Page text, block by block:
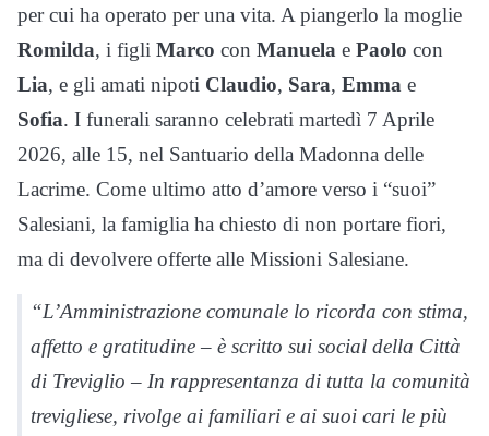
per cui ha operato per una vita. A piangerlo la moglie
Romilda, i figli Marco con Manuela e Paolo con
Lia, e gli amati nipoti Claudio, Sara, Emma e
Sofia. I funerali saranno celebrati martedì 7 Aprile
2026, alle 15, nel Santuario della Madonna delle
Lacrime. Come ultimo atto d’amore verso i “suoi”
Salesiani, la famiglia ha chiesto di non portare fiori,
ma di devolvere offerte alle Missioni Salesiane.
“L’Amministrazione comunale lo ricorda con stima,
affetto e gratitudine – è scritto sui social della Città
di Treviglio – In rappresentanza di tutta la comunità
trevigliese, rivolge ai familiari e ai suoi cari le più